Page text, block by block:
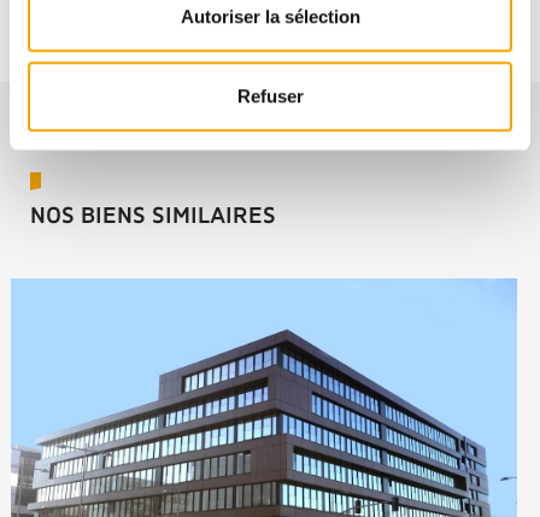
Autoriser la sélection
Refuser
NOS BIENS SIMILAIRES